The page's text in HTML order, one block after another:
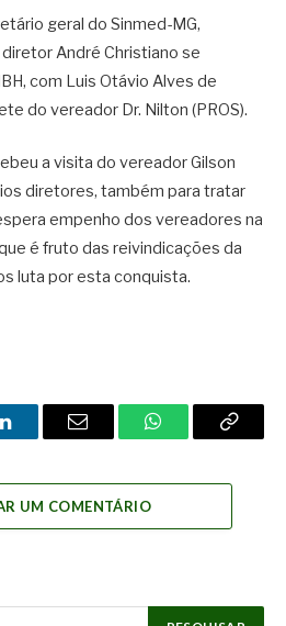
geral do Sinmed-MG,
André Christiano se
com Luis Otávio Alves de
do vereador Dr. Nilton (PROS).
a visita do vereador Gilson
diretores, também para tratar
empenho dos vereadores na
é fruto das reivindicações da
luta por esta conquista.
LinkedInEmail WhatsAppCopy
UM COMENTÁRIO